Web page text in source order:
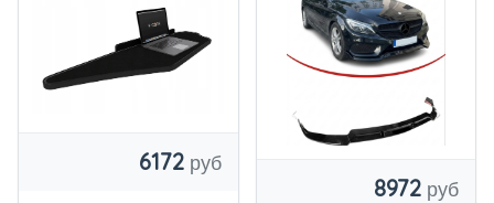
ACTROS MP 5 01.19-
6172
GLOSS ЧЕРНАЯ
8972